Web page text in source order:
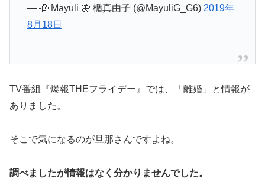
— 🥀 Mayuli 🦋 楯真由子 (@MayuliG_G6) 2019年
8月18日
TV番組『爆報THEフライデー』では、「離婚」と情報が
ありました。
そこで気になるのが旦那さんですよね。
調べましたが情報はなく分かりませんでした。